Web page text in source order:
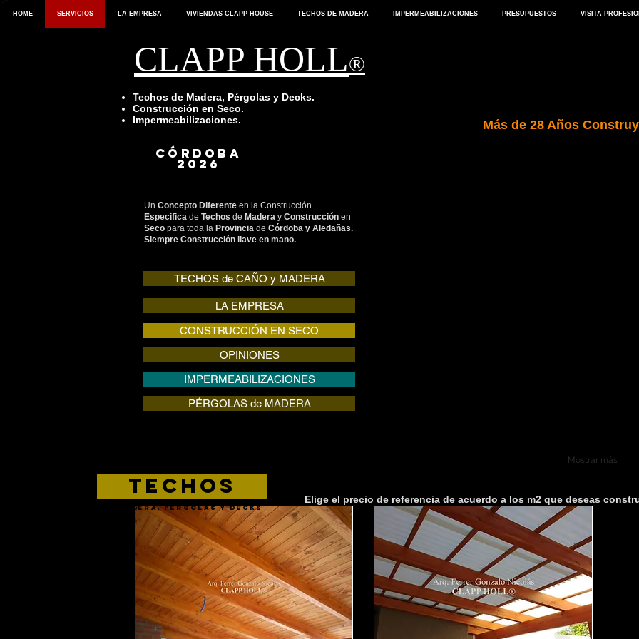
HOME SERVICIOS LA EMPRESA VIVIENDAS CLAPP HOUSE TECHOS DE MADERA IMPERMEABILIZACIONES PRESUPUESTOS VISITA
Mostrar más
CLAPP HOLL®
Techos de Madera, Pérgolas y Decks.
Construcción en Seco.
Impermeabilizaciones.
Más de 28 Años
Un Concepto Diferente en la Construcción
Especifica de Techos de Madera y Construcción en
Seco para toda la Provincia de Córdoba y Aledañas.
Siempre Construcción llave en mano.
TECHOS de CAÑO y MADERA
LA EMPRESA
CONSTRUCCIÓN EN SECO
OPINIONES
IMPERMEABILIZACIONES
PÉRGOLAS de MADERA
Elige el precio de referencia de acuerdo a los m2 que deseas
TECHOS
DE mADERA, pÉRGOLAS Y DECKS
córdoba
2026